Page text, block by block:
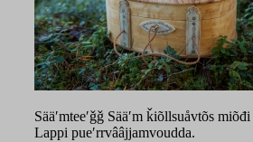
Sääʹmteeʹǧǧ Sääʹm ǩiõllsuåvtõs
Lappi pueʹrrvââjjamvoudda.